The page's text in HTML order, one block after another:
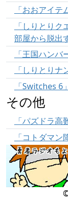
「おおアイテ
「しりとり
部屋から脱出
「王国ハンバ
「しりとりナ
「Switches 6」
その他
「パズドラ高
「コトダマン